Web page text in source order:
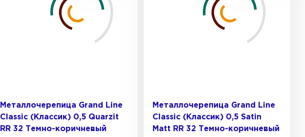
Металлочерепица Grand Line
Classic (Классик) 0,5 Quarzit
RR 32 Темно-коричневый
Металлочерепица Grand Line
Classic (Классик) 0,5 Satin
Мatt RR 32 Темно-коричневый